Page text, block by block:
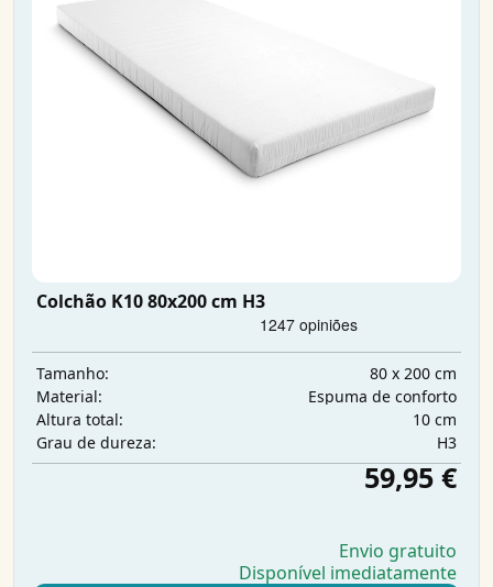
Colchão K10 80x200 cm H3
Tamanho:
80 x 200 cm
Material:
Espuma de conforto
Altura total:
10 cm
Grau de dureza:
H3
59,95 €
Envio gratuito
Disponível imediatamente